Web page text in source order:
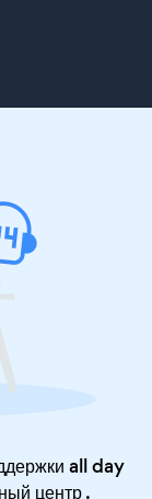
all day
центр.